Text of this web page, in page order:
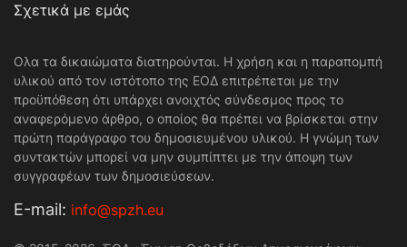
Σχετικά με εμάς
Ολα τα δικαιώματα διατηρούνται. Η χρήση και η παραπομπή
υλικού από τον ιστότοπο της ΕΟΔ επιτρέπεται με την
προϋπόθεση ότι υπάρχει ανοιχτός σύνδεσμος προς το
αναφερόμενο άρθρο, ο οποίος θα πρέπει να βρίσκεται στην
πρώτη παράγραφο του δημοσιευμένου υλικού. Η γνώμη των
συντακτών μπορεί να μην συμπίπτει με την άποψη των
συγγραφέων των δημοσιεύσεων.
Е-mail: info@spzh.eu